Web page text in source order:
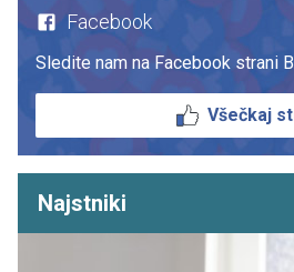
Facebook
Sledite nam na Facebook strani
Všečkaj
Najstniki